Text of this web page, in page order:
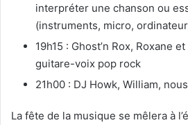
interpréter une chanson ou
(instruments, micro,
19h15 : Ghost’n Rox, Roxane
guitare-voix pop rock
21h00 : DJ Howk, William,
La fête de la musique se mêlera à